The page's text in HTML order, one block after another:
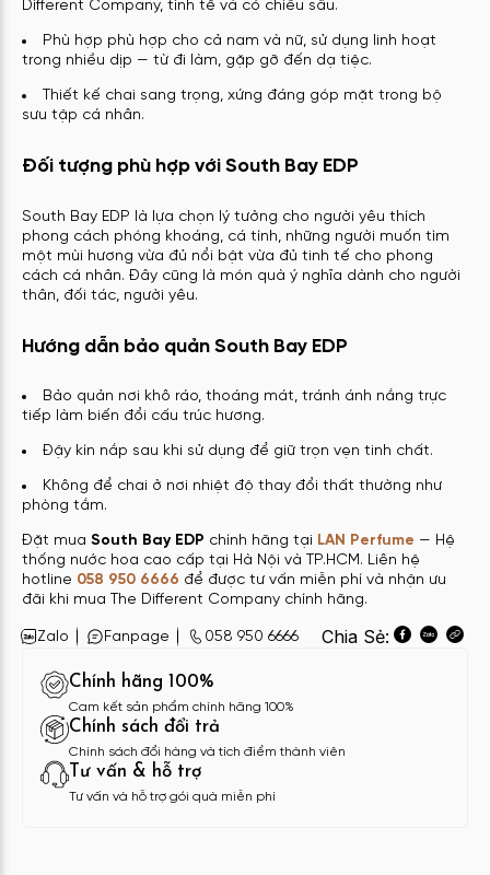
Different Company, tinh tế và có chiều sâu.
Phù hợp phù hợp cho cả nam và nữ, sử dụng linh hoạt
trong nhiều dịp — từ đi làm, gặp gỡ đến dạ tiệc.
Thiết kế chai sang trọng, xứng đáng góp mặt trong bộ
sưu tập cá nhân.
Đối tượng phù hợp với South Bay EDP
South Bay EDP là lựa chọn lý tưởng cho người yêu thích
phong cách phóng khoáng, cá tính, những người muốn tìm
một mùi hương vừa đủ nổi bật vừa đủ tinh tế cho phong
cách cá nhân. Đây cũng là món quà ý nghĩa dành cho người
thân, đối tác, người yêu.
Hướng dẫn bảo quản South Bay EDP
Bảo quản nơi khô ráo, thoáng mát, tránh ánh nắng trực
tiếp làm biến đổi cấu trúc hương.
Đậy kín nắp sau khi sử dụng để giữ trọn vẹn tinh chất.
Không để chai ở nơi nhiệt độ thay đổi thất thường như
phòng tắm.
Đặt mua South Bay EDP chính hãng tại LAN Perfume — Hệ
thống nước hoa cao cấp tại Hà Nội và TP.HCM. Liên hệ
hotline 058 950 6666 để được tư vấn miễn phí và nhận ưu
đãi khi mua The Different Company chính hãng.
Zalo Fanpage 058 950 6666 Chia Sẻ:
Chính hãng 100%
Cam kết sản phẩm chính hãng 100%
Chính sách đổi trả
Chính sách đổi hàng và tích điểm thành viên
Tư vấn & hỗ trợ
Tư vấn và hỗ trợ gói quà miễn phí